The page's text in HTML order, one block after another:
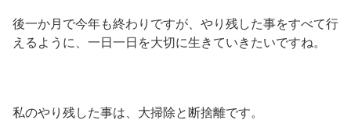
後一か月で今年も終わりですが、やり残した事をすべて行
えるように、一日一日を大切に生きていきたいですね。
私のやり残した事は、大掃除と断捨離です。